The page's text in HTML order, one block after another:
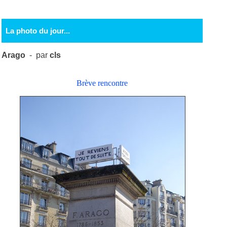
La photo du jour...
Arago - parcls
Brève rencontre